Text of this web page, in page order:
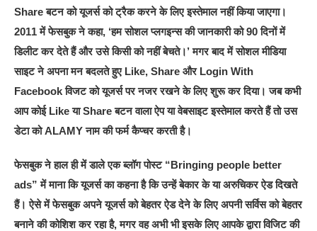
Share बटन को यूजर्स को ट्रैक करने के लिए इस्तेमाल नहीं किया जाएगा।
2011 में फेसबुक ने कहा, ‘हम सोशल प्लगइन्स की जानकारी को 90 दिनों में
डिलीट कर देते हैं और उसे किसी को नहीं बेचते।’ मगर बाद में सोशल मीडिया
साइट ने अपना मन बदलते हुए Like, Share और Login With
Facebook विजट को यूजर्स पर नजर रखने के लिए शुरू कर दिया। जब कभी
आप कोई Like या Share बटन वाला ऐप या वेबसाइट इस्तेमाल करते हैं तो उस
डेटा को ALAMY नाम की फर्म कैप्चर करती है।
फेसबुक ने हाल ही में डाले एक ब्लॉग पोस्ट “Bringing people better
ads” में माना कि यूजर्स का कहना है कि उन्हें बेकार के या अरुचिकर ऐड दिखते
हैं। ऐसे में फेसबुक अपने यूजर्स को बेहतर ऐड देने के लिए अपनी सर्विस को बेहतर
बनाने की कोशिश कर रहा है, मगर वह अभी भी इसके लिए आपके द्वारा विजिट की